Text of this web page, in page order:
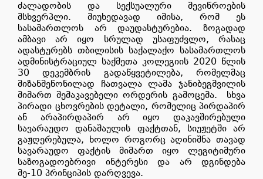
ძალადობის და სექსუალური შევიწროების
მსხვერპლი. მიუხედავად იმისა, რომ ეს
სასამართლოს არ დაუდასტურებია. ზოგადად
ამბავი არ იყო სრულად უსაფუძვლო, რასაც
ადასტურებს თბილისის საქალაქო სასამართლოს
ადმინისტრაციულ საქმეთა კოლეგიის 2020 წლის
30 დეკემბრის გადაწყვეტილება, რომელმაც
მიზანშეწონილად ჩათვალა ლაშა ჯანიბეგშვილის
მიმართ შემაკავებელი ორდერის გამოცემა.
სხვა
პირადი ცხოვრების დეტალი, რომელიც პირდაპირ
ან არაპირდაპირ არ იყო დაკავშირებული
სავარაუდო დანაშაულის ფაქტთან, სიუჟეტში არ
გაჟღერებულა, ხოლო როგორც აღინიშნა თავად
სავარაუდო ფაქტის მიმართ იყო ლეგიტიმური
საზოგადოებრივი ინტერესი და არ დგინდება
მე-10 პრინციპის დარღვევა.